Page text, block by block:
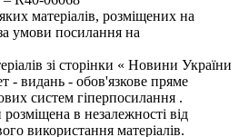
матеріалів, розміщених на
умови посилання на
зі сторінки « Новини України
- видань - обов'язкове пряме
систем гіперпосилання .
в незалежності від
використання матеріалів.